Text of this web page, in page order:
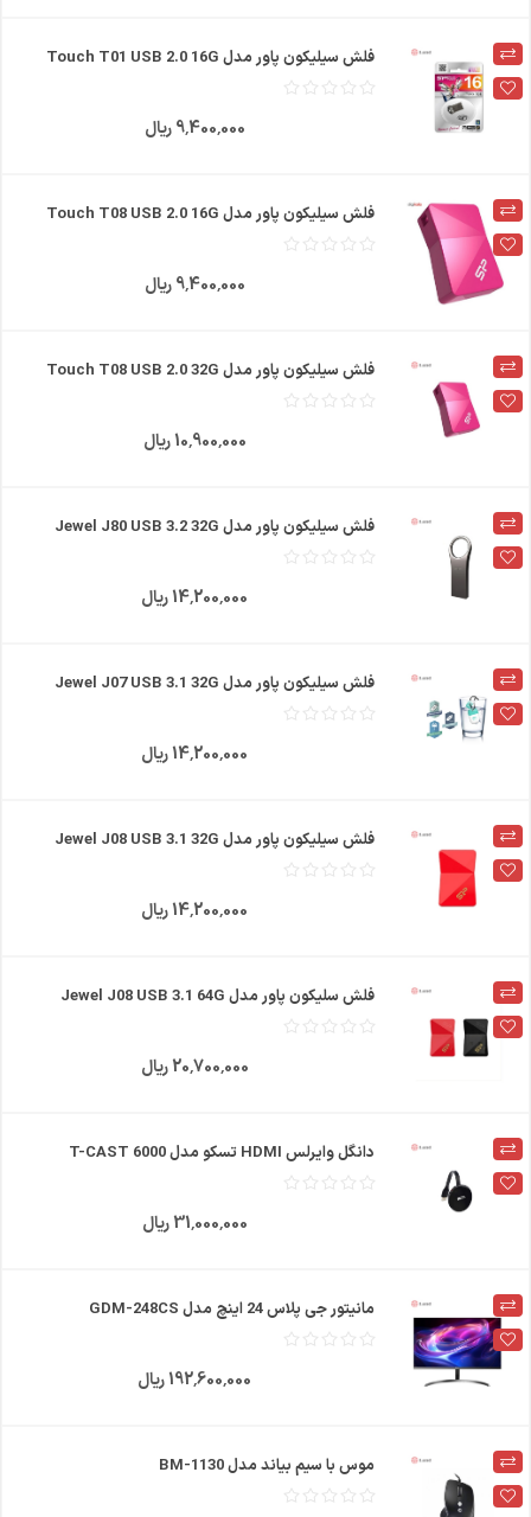
فلش سیلیکون پاور مدل Touch T01 USB 2.0 16G
9٬400٬000 ریال
فلش سیلیکون پاور مدل Touch T08 USB 2.0 16G
9٬400٬000 ریال
فلش سیلیکون پاور مدل Touch T08 USB 2.0 32G
10٬900٬000 ریال
فلش سیلیکون پاور مدل Jewel J80 USB 3.2 32G
14٬200٬000 ریال
فلش سیلیکون پاور مدل Jewel J07 USB 3.1 32G
14٬200٬000 ریال
فلش سیلیکون پاور مدل Jewel J08 USB 3.1 32G
14٬200٬000 ریال
فلش سلیکون پاور مدل Jewel J08 USB 3.1 64G
20٬700٬000 ریال
دانگل وایرلس HDMI تسکو مدل T-CAST 6000
31٬000٬000 ریال
مانیتور جی پلاس 24 اینچ مدل GDM-248CS
192٬600٬000 ریال
موس با سیم بیاند مدل BM-1130